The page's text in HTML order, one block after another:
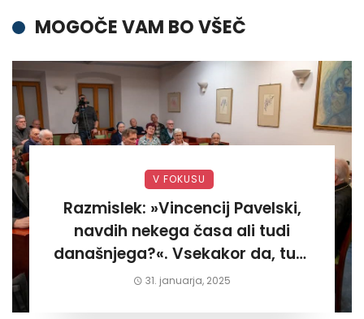
MOGOČE VAM BO VŠEČ
V FOKUSU
Razmislek: »Vincencij Pavelski,
navdih nekega časa ali tudi
današnjega?«. Vsekakor da, tudi
današnjega«
31. januarja, 2025